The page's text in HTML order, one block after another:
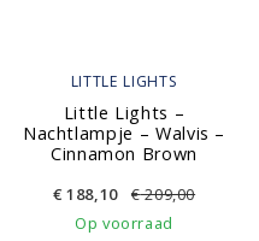
LITTLE LIGHTS
Little Lights –
Nachtlampje – Walvis –
Cinnamon Brown
€ 188,10 €209,00
Op voorraad